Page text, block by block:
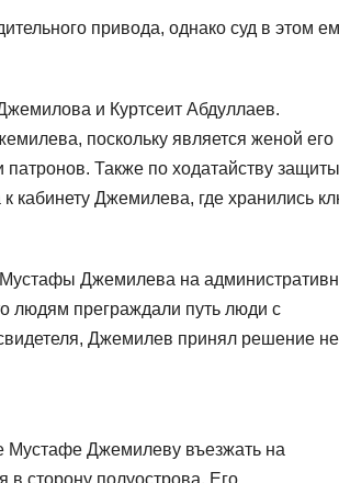
привода, однако суд в этом
и Куртсеит Абдуллаев.
поскольку является женой его
Также по ходатайству
кабинету Джемилева, где хранились
Мустафы Джемилева на
людям преграждали путь люди с
Джемилев принял решение не
Мустафе Джемилеву въезжать на
сторону полуострова. Его